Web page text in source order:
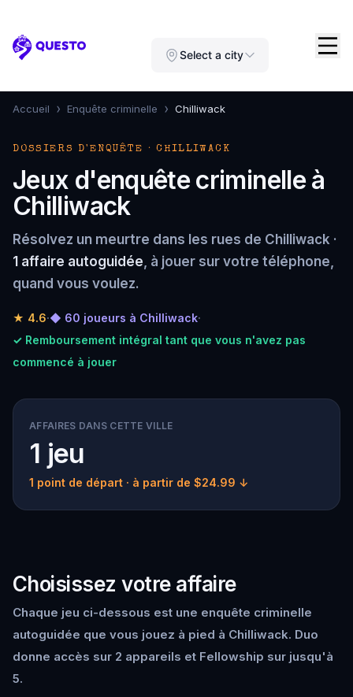
Questo Select a city
Accueil › Enquête criminelle › Chilliwack
DOSSIERS D'ENQUÊTE · CHILLIWACK
Jeux d'enquête criminelle à
Chilliwack
Résolvez un meurtre dans les rues de Chilliwack ·
1 affaire autoguidée, à jouer sur votre téléphone,
quand vous voulez.
★ 4.6·◆ 60 joueurs à Chilliwack·
✓ Remboursement intégral tant que vous n'avez pas
commencé à jouer
AFFAIRES DANS CETTE VILLE
1 jeu
1 point de départ · à partir de $24.99 ↓
Choisissez votre affaire
Chaque jeu ci-dessous est une enquête criminelle
autoguidée que vous jouez à pied à Chilliwack. Duo
donne accès sur 2 appareils et Fellowship sur jusqu'à
5.